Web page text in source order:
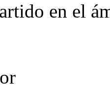
en el